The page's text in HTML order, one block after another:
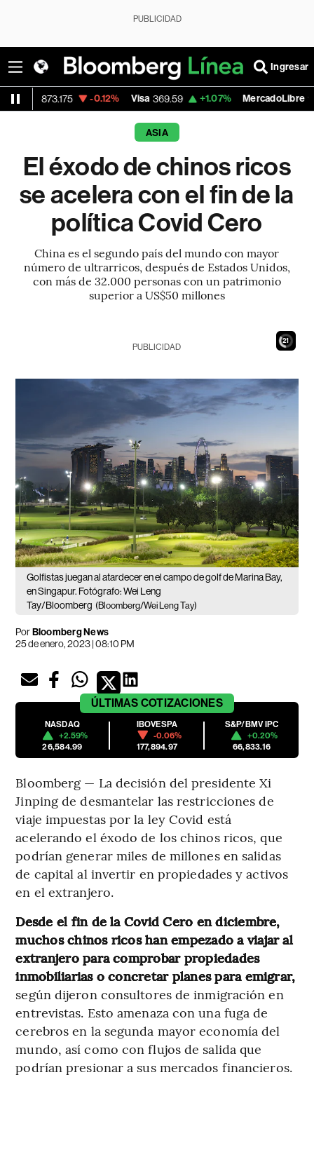
PUBLICIDAD
Ingresar
-0.12% Visa 369.59 +1.07% MercadoLibre 1,890.05 -
ASIA
El éxodo de chinos ricos
se acelera con el fin de la
política Covid Cero
China es el segundo país del mundo con mayor
número de ultrarricos, después de Estados Unidos,
con más de 32.000 personas con un patrimonio
superior a US$50 millones
19
PUBLICIDAD
Golfistas juegan al atardecer en el campo de golf de Marina Bay,
en Singapur. Fotógrafo: Wei Leng
Tay/Bloomberg (Bloomberg/Wei Leng Tay)
PorBloomberg News
25 de enero, 2023 | 08:10 PM
ÚLTIMAS COTIZACIONES
NASDAQ
+2.59%
26,584.99
IBOVESPA
-0.06%
177,894.97
S&P/BMV IPC
+0.20%
66,833.16
Bloomberg — La decisión del presidente Xi
Jinping de desmantelar las restricciones de
viaje impuestas por la ley Covid está
acelerando el éxodo de los chinos ricos, que
podrían generar miles de millones en salidas
de capital al invertir en propiedades y activos
en el extranjero.
Desde el fin de la Covid Cero en diciembre,
muchos chinos ricos han empezado a viajar al
extranjero para comprobar propiedades
inmobiliarias o concretar planes para emigrar,
según dijeron consultores de inmigración en
entrevistas. Esto amenaza con una fuga de
cerebros en la segunda mayor economía del
mundo, así como con flujos de salida que
podrían presionar a sus mercados financieros.